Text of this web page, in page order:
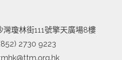
瓊林街111號擎天廣場8樓
2730 9223